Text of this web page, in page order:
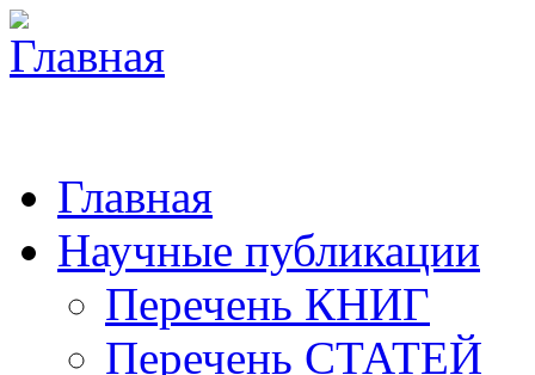
Главная
Научные публикации
Перечень КНИГ
Перечень СТАТЕЙ